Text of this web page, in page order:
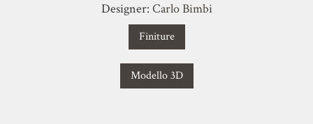
Designer: Carlo Bimbi
Finiture
Modello 3D